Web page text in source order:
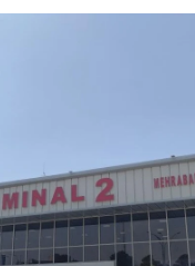
NGHỆ